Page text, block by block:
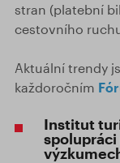
stran (platební
cestovního
Aktuální trendy
každoročním
Institut
spolupráci